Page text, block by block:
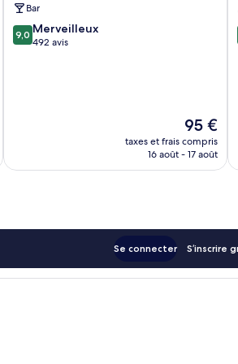
Bar
9.0
sur
9,0 Merveilleux
492 avis
Le
nouveau
prix
95 €
taxes et frais compris
16 août - 17 août
Se connecter S’inscrire